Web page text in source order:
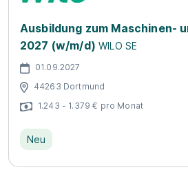
Ausbildung zum Maschinen-
2027 (w/m/d) WILO SE
01.09.2027
44263 Dortmund
1.243 - 1.379 € pro Monat
Neu